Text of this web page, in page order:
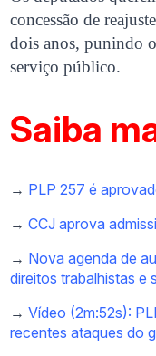
concessão de
dois anos, punindo
serviço público.
Saiba
→ PLP 257 é
→CCJ aprova
→ Nova agenda de
direitos trabalhistas e
→Vídeo (2m:52s):
recentes ataques do